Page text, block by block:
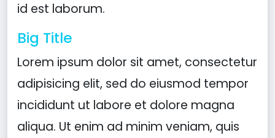
id est laborum.
Big Title
Lorem ipsum dolor sit amet, consectetur
adipisicing elit, sed do eiusmod tempor
incididunt ut labore et dolore magna
aliqua. Ut enim ad minim veniam, quis